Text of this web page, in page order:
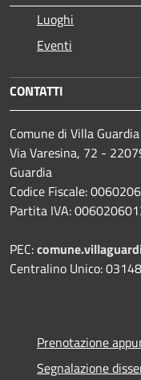
Luoghi
Eventi
CONTATTI
Comune di Villa Guardia
Via Varesina, 72 -
Guardia
Codice Fiscale:
Partita IVA:
PEC:
Centralino Unico:
Prenotazione
Segnalazione